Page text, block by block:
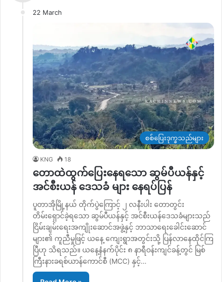
22 March
စစ်ပြေးဒုက္ခသည်များ
KNG 18
တောထဲထွက်ပြေးနေရသော ဆွမ်ပီယန်နှင့်
အင်စီးယန် ဒေသခံ များ နေရပ်ပြန်
ပူတာအိုမြို့နယ် တိုက်ပွဲကြောင့် ၂ လနီးပါး တောတွင်း
တိမ်းရှောင်ခဲ့ရသော ဆွမ်ပီယန်နှင့် အင်စီးယန်ဒေသခံများသည်
ငြိမ်းချမ်းရေးအကျိုးဆောင်အဖွဲ့နှင့် ဘာသာရေးခေါင်းဆောင်
များ၏ ကူညီမှုဖြင့် ယနေ့ ကျေးရွာအတွင်းသို့ ပြန်လာနေထိုင်ကြ
ပြီဟု သိရသည်။ ယနေ့နံနက်ပိုင်း ၈ နာရီဝန်းကျင်ခန့်တွင် မြစ်
ကြီးနားခရစ်ယာန်ကောင်စီ (MCC) နှင့်…